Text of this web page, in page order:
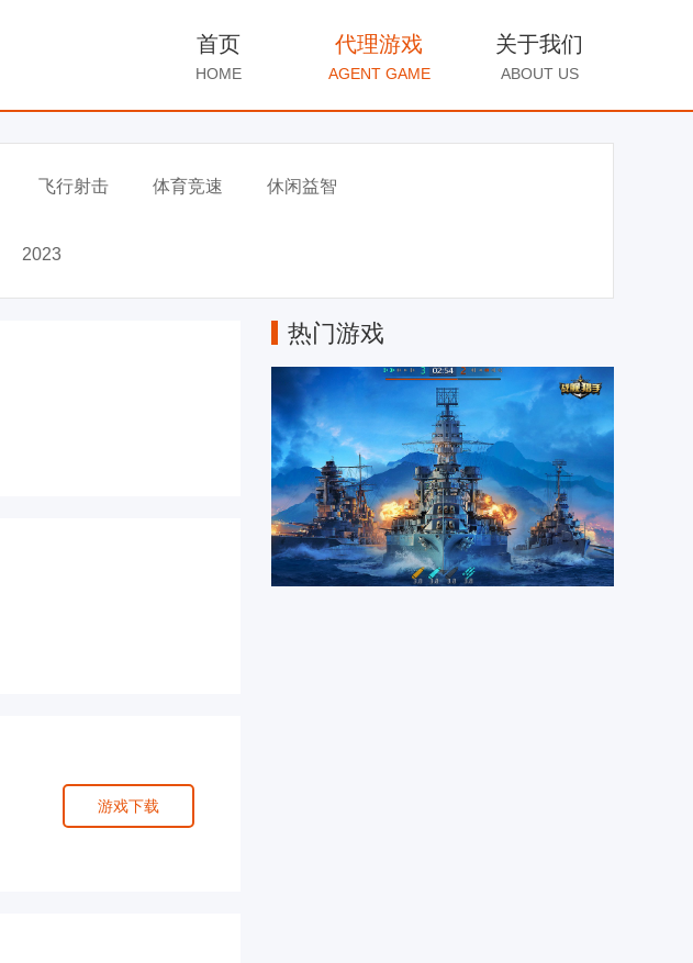
首页
HOME
代理游戏
AGENT GAME
关于我们
ABOUT US
飞行射击 体育竞速 休闲益智
2023
热门游戏
游戏下载